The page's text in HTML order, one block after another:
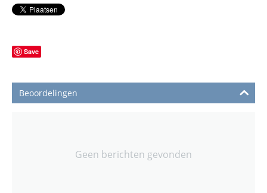
Save
Beoordelingen
Geen berichten gevonden